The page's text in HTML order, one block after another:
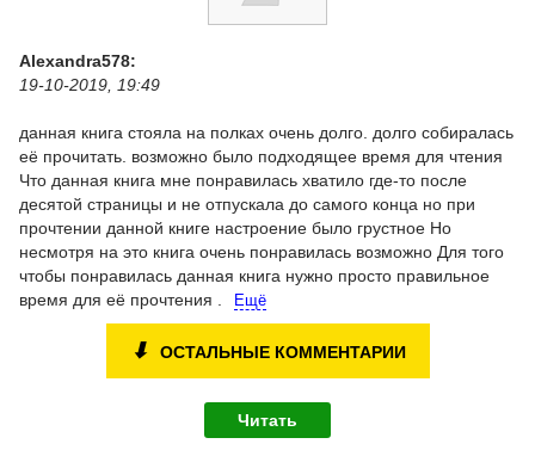
Alexandra578:
19-10-2019, 19:49
данная книга стояла на полках очень долго. долго собиралась
её прочитать. возможно было подходящее время для чтения
Что данная книга мне понравилась хватило где-то после
десятой страницы и не отпускала до самого конца но при
прочтении данной книге настроение было грустное Но
несмотря на это книга очень понравилась возможно Для того
чтобы понравилась данная книга нужно просто правильное
время для её прочтения .
Ещё
⬇ ОСТАЛЬНЫЕ КОММЕНТАРИИ
Читать